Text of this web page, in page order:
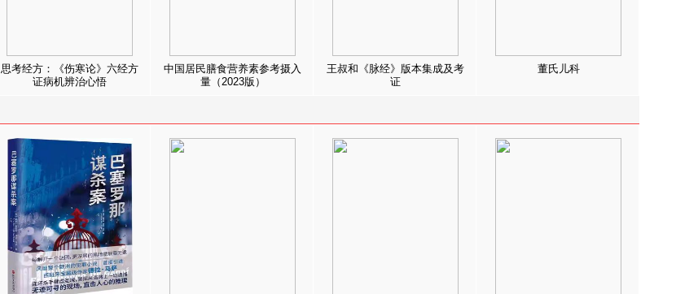
思考经方：《伤寒论》六经方
证病机辨治心悟
中国居民膳食营养素参考摄入
量（2023版）
王叔和《脉经》版本集成及考
证
董氏儿科